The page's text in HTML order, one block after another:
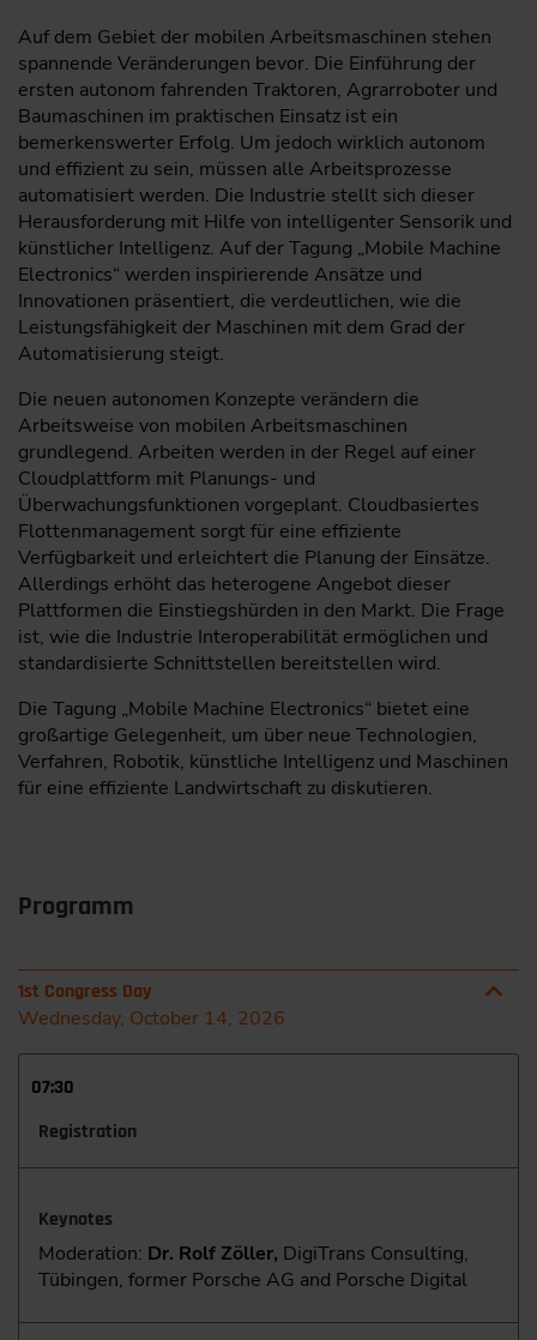
Auf dem Gebiet der mobilen Arbeitsmaschinen stehen
spannende Veränderungen bevor. Die Einführung der
ersten autonom fahrenden Traktoren, Agrarroboter und
Baumaschinen im praktischen Einsatz ist ein
bemerkenswerter Erfolg. Um jedoch wirklich autonom
und effizient zu sein, müssen alle Arbeitsprozesse
automatisiert werden. Die Industrie stellt sich dieser
Herausforderung mit Hilfe von intelligenter Sensorik und
künstlicher Intelligenz. Auf der Tagung „Mobile Machine
Electronics“ werden inspirierende Ansätze und
Innovationen präsentiert, die verdeutlichen, wie die
Leistungsfähigkeit der Maschinen mit dem Grad der
Automatisierung steigt.
Die neuen autonomen Konzepte verändern die
Arbeitsweise von mobilen Arbeitsmaschinen
grundlegend. Arbeiten werden in der Regel auf einer
Cloudplattform mit Planungs- und
Überwachungsfunktionen vorgeplant. Cloudbasiertes
Flottenmanagement sorgt für eine effiziente
Verfügbarkeit und erleichtert die Planung der Einsätze.
Allerdings erhöht das heterogene Angebot dieser
Plattformen die Einstiegshürden in den Markt. Die Frage
ist, wie die Industrie Interoperabilität ermöglichen und
standardisierte Schnittstellen bereitstellen wird.
Die Tagung „Mobile Machine Electronics“ bietet eine
großartige Gelegenheit, um über neue Technologien,
Verfahren, Robotik, künstliche Intelligenz und Maschinen
für eine effiziente Landwirtschaft zu diskutieren.
Programm
1st Congress Day
Wednesday, October 14, 2026
07:30
Registration
Keynotes
Moderation: Dr. Rolf Zöller, DigiTrans Consulting,
Tübingen, former Porsche AG and Porsche Digital